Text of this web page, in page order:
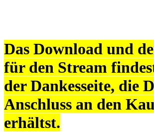
Das Download und
für den Stream
der Dankesseite, die
Anschluss an den
erhältst.